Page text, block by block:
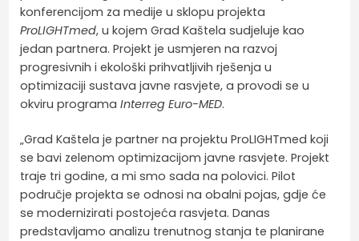
konferencijom za medije u sklopu projekta
ProLIGHTmed, u kojem Grad Kaštela sudjeluje kao
jedan partnera. Projekt je usmjeren na razvoj
progresivnih i ekološki prihvatljivih rješenja u
optimizaciji sustava javne rasvjete, a provodi se u
okviru programaInterreg Euro-MED.
„Grad Kaštela je partner na projektu ProLIGHTmed koji
se bavi zelenom optimizacijom javne rasvjete. Projekt
traje tri godine, a mi smo sada na polovici. Pilot
područje projekta se odnosi na obalni pojas, gdje će
se modernizirati postojeća rasvjeta. Danas
predstavljamo analizu trenutnog stanja te planirane